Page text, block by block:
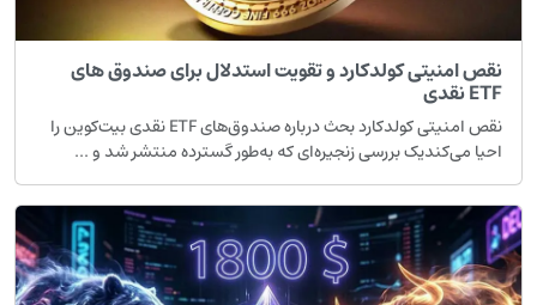
امنیتی کولدکارد و تقویت استدلال برای صندوق های
نقص امنیتی کولدکارد بحث درباره صندوق‌های ETF نقدی بیت‌کوین را
می‌کندیک بررسی زنجیره‌ای که به‌طور گسترده منتشر شد و ...